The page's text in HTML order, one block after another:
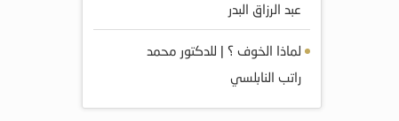
عبد الرزاق البدر
لماذا الخوف ؟ | للدكتور محمد
راتب النابلسي